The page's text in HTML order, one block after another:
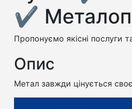
✔️
Пропонуємо якісні послуги
Опис
Метал завжди цінується